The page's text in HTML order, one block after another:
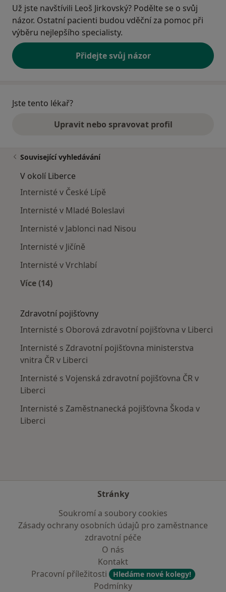
Už jste navštívili Leoš Jirkovský? Podělte se o svůj
názor. Ostatní pacienti budou vděční za pomoc při
výběru nejlepšího specialisty.
Přidejte svůj názor
Jste tento lékař?
Upravit nebo spravovat profil
Související vyhledávání
V okolí Liberce
Internisté v České Lípě
Internisté v Mladé Boleslavi
Internisté v Jablonci nad Nisou
Internisté v Jičíně
Internisté v Vrchlabí
Více (14)
Zdravotní pojišťovny
Internisté s Oborová zdravotní pojišťovna v Liberci
Internisté s Zdravotní pojišťovna ministerstva
vnitra ČR v Liberci
Internisté s Vojenská zdravotní pojišťovna ČR v
Liberci
Internisté s Zaměstnanecká pojišťovna Škoda v
Liberci
Stránky
Soukromí a soubory cookies
Zásady ochrany osobních údajů pro zaměstnance
zdravotní péče
O nás
Kontakt
Pracovní příležitosti
Hledáme nové kolegy!
Podmínky